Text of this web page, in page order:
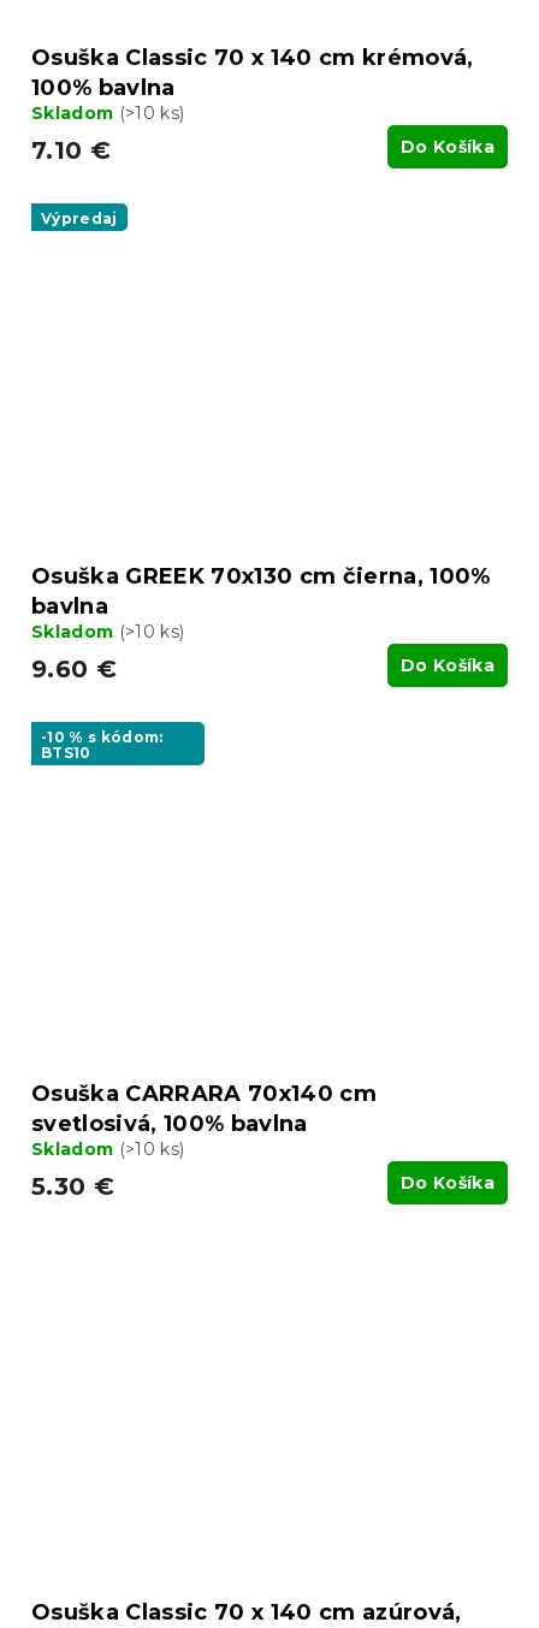
Osuška Classic 70 x 140 cm krémová,
100% bavlna
Skladom (>10 ks)
7.10 € Do Košíka
Výpredaj
Osuška GREEK 70x130 cm čierna, 100%
bavlna
Skladom (>10 ks)
9.60 € Do Košíka
-10 % s kódom:
BTS10
Osuška CARRARA 70x140 cm
svetlosivá, 100% bavlna
Skladom (>10 ks)
5.30 € Do Košíka
Osuška Classic 70 x 140 cm azúrová,